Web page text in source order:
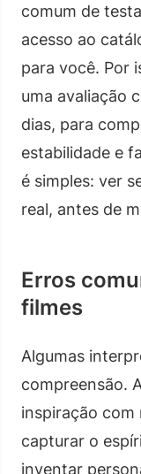
comum de
acesso ao
para você. Por
uma avaliação
dias, para
estabilidade e
é simples: ver
real, antes de
Erros
filmes
Algumas
compreensão.
inspiração com
capturar o
inventar